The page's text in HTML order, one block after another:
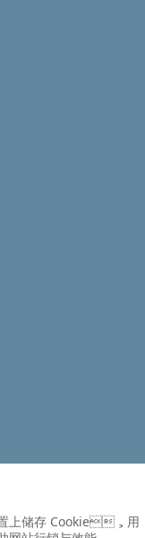
置上储存 Cookie，用